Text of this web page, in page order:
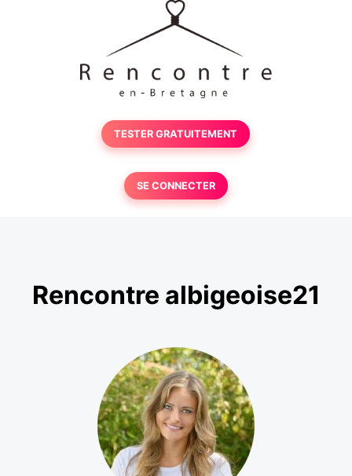
TESTER GRATUITEMENT
SE CONNECTER
Rencontre albigeoise21